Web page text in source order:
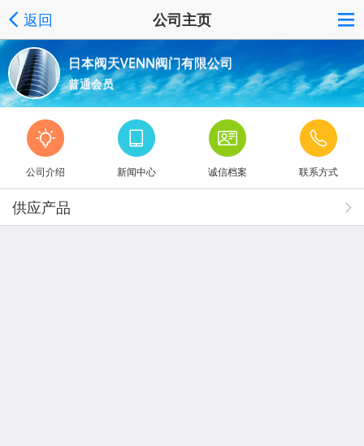
返回 公司主页
日本阀天VENN阀门有限公司
普通会员
公司介绍 新闻中心 诚信档案 联系方式
供应产品